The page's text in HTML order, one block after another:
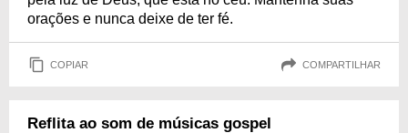
orações e nunca deixe de ter fé.
COPIAR COMPARTILHAR
Reflita ao som de músicas gospel